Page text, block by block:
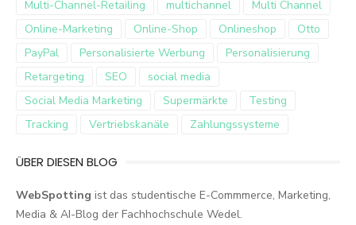
Multi-Channel-Retailing
multichannel
Multi Channel
Online-Marketing
Online-Shop Onlineshop
Otto
PayPal
Personalisierte Werbung
Personalisierung
Retargeting
SEO
social media
Social Media Marketing
Supermärkte
Testing
Tracking
Vertriebskanäle Zahlungssysteme
ÜBER DIESEN BLOG
WebSpotting ist das studentische E-Commmerce, Marketing,
Media & AI-Blog der Fachhochschule Wedel.